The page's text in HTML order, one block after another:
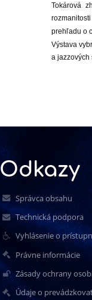
Tokárová
prehľadu o
Výstava
a jazzových
Odkazy
Správca obsahu
Technická podpora
Vyhlásenie o
Právne informácie
Zásady ochrany
Údaje o